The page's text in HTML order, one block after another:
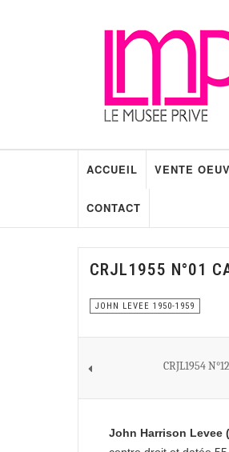
ACCUEIL VENTE
CONTACT
CRJL1955 N°01
JOHN LEVEE 1950-1959
CRJL1954
John Harrison Levee